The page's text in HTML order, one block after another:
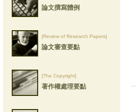
論文撰寫體例
[Review of Research Papers]
論文審查要點
[The Copyright]
著作權處理要點